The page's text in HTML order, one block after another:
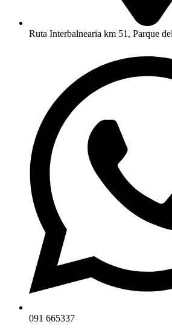
Ruta Interbalnearia km 51, Parque
091 665337